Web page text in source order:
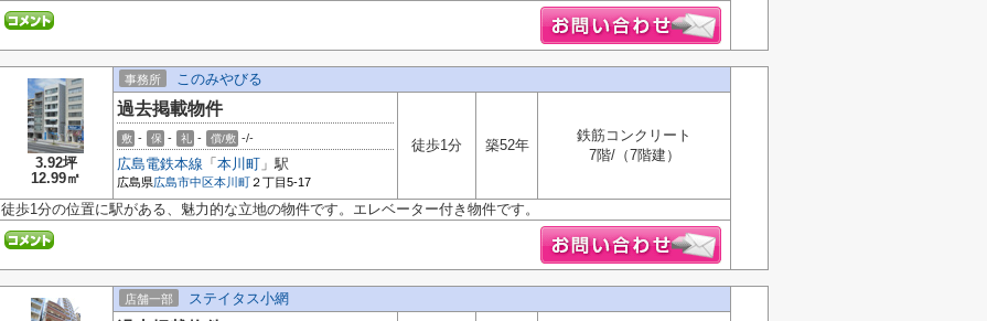
3.92坪
12.99㎡
事務所 このみやびる
過去掲載物件
敷 - 保 - 礼 - 償/敷 -/-
広島電鉄本線 「 本川町 」駅
広島県広島市中区本川町 ２丁目5-17
徒歩1分 築52年
鉄筋コンクリート
7階/（7階建）
徒歩1分の位置に駅がある、魅力的な立地の物件です。エレベーター付き物件です。
店舗一部 ステイタス小網